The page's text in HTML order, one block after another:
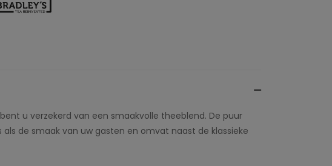
u verzekerd van een smaakvolle theeblend. De puur
de smaak van uw gasten en omvat naast de klassieke